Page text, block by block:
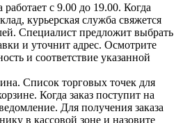
работает с 9.00 до 19.00. Когда
курьерская служба свяжется
Специалист предложит выбрать
и уточнит адрес. Осмотрите
и соответствие указанной
Список торговых точек для
Когда заказ поступит на
Для получения заказа
в кассовой зоне и назовите